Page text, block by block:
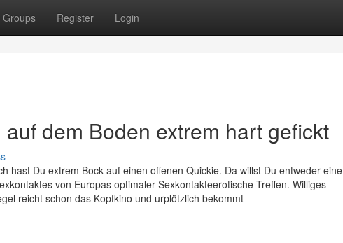
Groups Register Login
dem Boden extrem hart gefickt
hast Du extrem Bock auf einen offenen Quickie. Da willst Du entweder eine
von Europas optimaler Sexkontakteerotische Treffen. Williges
reicht schon das Kopfkino und urplötzlich bekommt